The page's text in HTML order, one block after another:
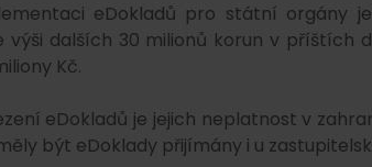
eDokladů pro státní orgány
výši dalších 30 milionů korun v příštích
Kč.
eDokladů je jejich neplatnost v
být eDoklady přijímány i u